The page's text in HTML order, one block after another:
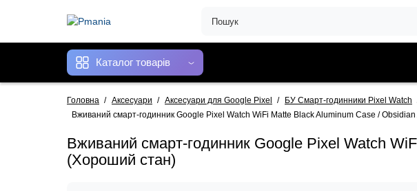
Каталог товарів
Головна Аксесуари Аксесуари для Google Pixel
БУ Смарт-годинники Pixel Watch
Вживаний смарт-годинник Google Pixel Watch WiFi Matte Black Aluminum Case /
Вживаний смарт-годинник Google Pixel Watch
(Хороший стан)